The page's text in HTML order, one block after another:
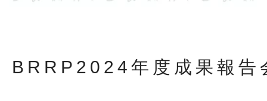
BRRP2024年度成果報告